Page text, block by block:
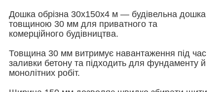
Дошка обрізна 30х150х4 м — будівельна дошка
товщиною 30 мм для приватного та
комерційного будівництва.
Товщина 30 мм витримує навантаження під час
заливки бетону та підходить для фундаменту й
монолітних робіт.